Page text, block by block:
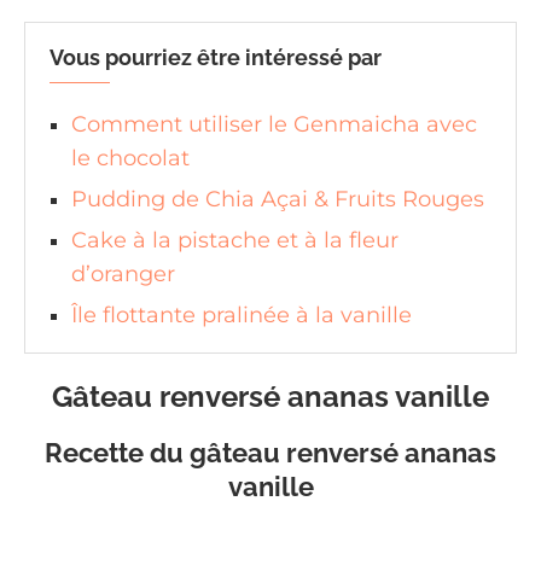
Vous pourriez être intéressé par
Comment utiliser le Genmaicha avec
le chocolat
Pudding de Chia Açai & Fruits Rouges
Cake à la pistache et à la fleur
d’oranger
Île flottante pralinée à la vanille
Gâteau renversé ananas vanille
Recette du gâteau renversé ananas
vanille